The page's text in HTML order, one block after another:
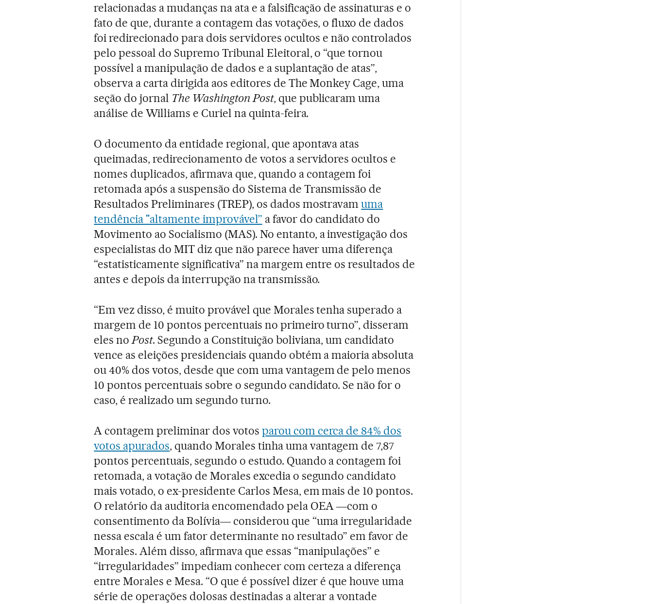
relacionadas a mudanças na ata e a falsificação de assinaturas e o
fato de que, durante a contagem das votações, o fluxo de dados
foi redirecionado para dois servidores ocultos e não controlados
pelo pessoal do Supremo Tribunal Eleitoral, o “que tornou
possível a manipulação de dados e a suplantação de atas”,
observa a carta dirigida aos editores de The Monkey Cage, uma
seção do jornal The Washington Post, que publicaram uma
análise de Williams e Curiel na quinta-feira.
O documento da entidade regional, que apontava atas
queimadas, redirecionamento de votos a servidores ocultos e
nomes duplicados, afirmava que, quando a contagem foi
retomada após a suspensão do Sistema de Transmissão de
Resultados Preliminares (TREP), os dados mostravamuma
tendência "altamente improvável” a favor do candidato do
Movimento ao Socialismo (MAS). No entanto, a investigação dos
especialistas do MIT diz que não parece haver uma diferença
“estatisticamente significativa” na margem entre os resultados de
antes e depois da interrupção na transmissão.
“Em vez disso, é muito provável que Morales tenha superado a
margem de 10 pontos percentuais no primeiro turno”, disseram
eles noPost. Segundo a Constituição boliviana, um candidato
vence as eleições presidenciais quando obtém a maioria absoluta
ou 40% dos votos, desde que com uma vantagem de pelo menos
10 pontos percentuais sobre o segundo candidato. Se não for o
caso, é realizado um segundo turno.
A contagem preliminar dos votos parou com cerca de 84% dos
votos apurados, quando Morales tinha uma vantagem de 7,87
pontos percentuais, segundo o estudo. Quando a contagem foi
retomada, a votação de Morales excedia o segundo candidato
mais votado, o ex-presidente Carlos Mesa, em mais de 10 pontos.
O relatório da auditoria encomendado pela OEA ―com o
consentimento da Bolívia― considerou que “uma irregularidade
nessa escala é um fator determinante no resultado” em favor de
Morales. Além disso, afirmava que essas “manipulações” e
“irregularidades” impediam conhecer com certeza a diferença
entre Morales e Mesa. “O que é possível dizer é que houve uma
série de operações dolosas destinadas a alterar a vontade